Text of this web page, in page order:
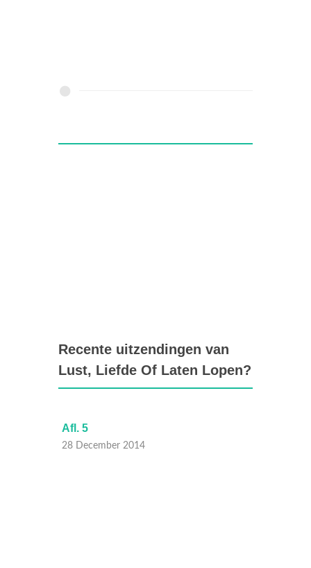
Recente uitzendingen van
Lust, Liefde Of Laten Lopen?
Afl. 5
28 December 2014